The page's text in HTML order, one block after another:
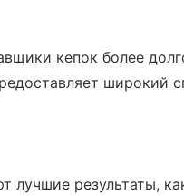
кепок более
широкий
лучшие результаты,